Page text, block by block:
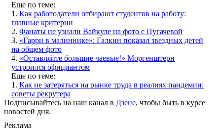
Еще по теме:
1. Как работодатели отбирают студентов на работу:
главные критерии
2. Фанаты не узнали Вайкуле на фото с Пугачевой
3. «Гарри в малиннике»: Галкин показал звездных детей
на общем фото
4. «Оставляйте большие чаевые!» Моргенштерн
устроился официантом
Еще по теме:
1. Как не затеряться на рынке труда в реалиях пандемии:
советы рекрутера
Подписывайтесь на наш канал в Дзене, чтобы быть в курсе
новостей дня.
Реклама